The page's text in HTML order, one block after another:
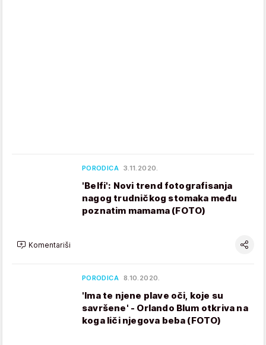
PORODICA 3.11.2020.
'Belfi': Novi trend fotografisanja
nagog trudničkog stomaka među
poznatim mamama (FOTO)
Komentariši
PORODICA 8.10.2020.
'Ima te njene plave oči, koje su
savršene' - Orlando Blum otkriva na
koga liči njegova beba (FOTO)